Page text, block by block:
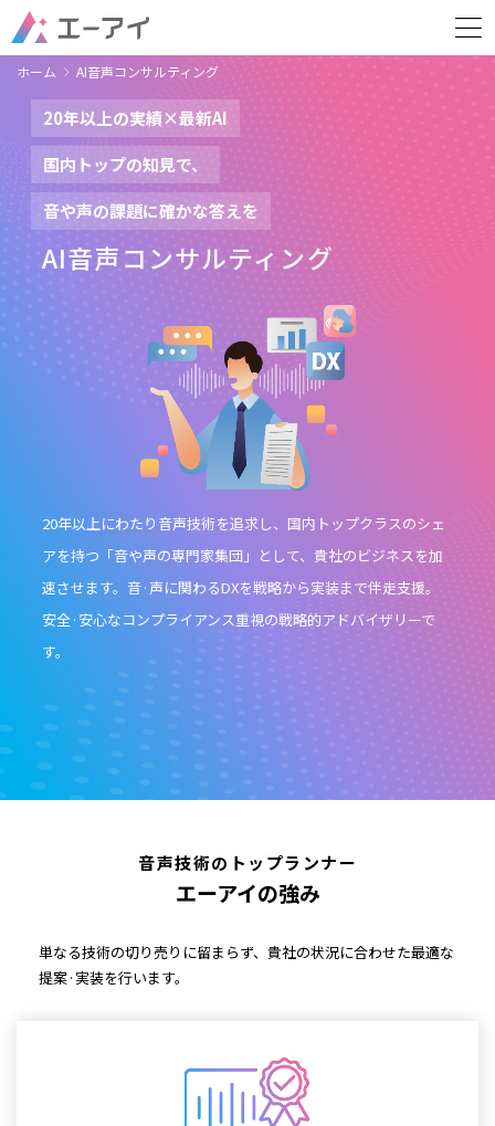
ホーム AI音声コンサルティング
20年以上の実績×最新AI
国内トップの知見で、
音や声の課題に確かな答えを
AI音声コンサルティング
20年以上にわたり音声技術を追求し、国内トップクラスのシェ
アを持つ「音や声の専門家集団」として、貴社のビジネスを加
速させます。音·声に関わるDXを戦略から実装まで伴走支援。
安全·安心なコンプライアンス重視の戦略的アドバイザリーで
す。
音声技術のトップランナー
エーアイの強み
単なる技術の切り売りに留まらず、貴社の状況に合わせた最適な
提案·実装を行います。